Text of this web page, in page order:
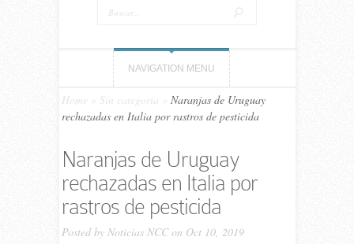
NAVIGATION MENU
Home Sin categoría
Naranjas de Uruguay
rechazadas en Italia por rastros de pesticida
Naranjas de Uruguay
rechazadas en Italia por
rastros de pesticida
Posted by Noticias NCCon Oct 10, 2019